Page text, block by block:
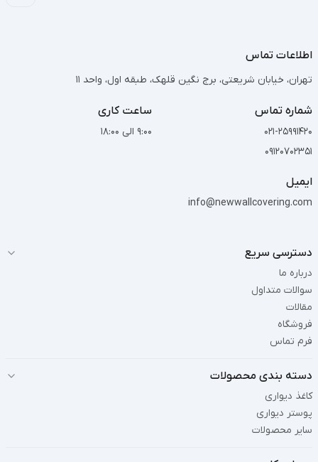
اطلاعات تماس
تهران، خیابان شریعتی، برج نگین قلهک، طبقه اول، واحد 11
شماره تماس
021-25991420
09120702351
ساعت کاری
9:00 الی 18:00
ایمیل
info@newwallcovering.com
دسترسی سریع
درباره ما
سوالات متداول
مقالات
فروشگاه
فرم تماس
دسته بندی محصولات
کاغذ دیواری
پوستر دیواری
سایر محصولات